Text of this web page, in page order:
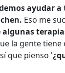
ayudar
Eso me
algunas
la gente
que pienso '